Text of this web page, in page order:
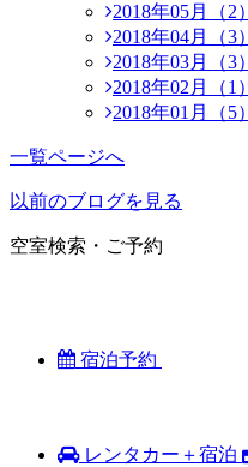
2018年05月（2）
2018年04月（3）
2018年03月（3）
2018年02月（1）
2018年01月（5）
一覧ページへ
以前のブログを見る
空室検索・ご予約
宿泊予約
レンタカー＋宿泊